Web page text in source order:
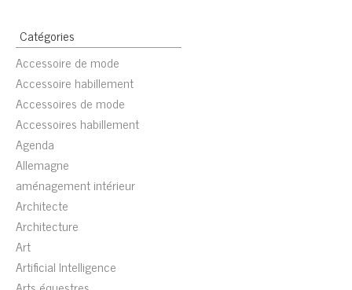
Catégories
Accessoire de mode
Accessoire habillement
Accessoires de mode
Accessoires habillement
Agenda
Allemagne
aménagement intérieur
Architecte
Architecture
Art
Artificial Intelligence